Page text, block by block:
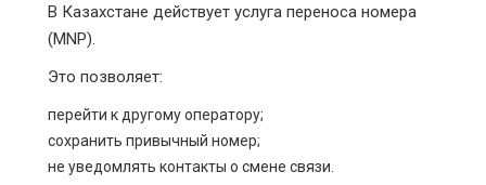
В Казахстане действует услуга переноса номера
(MNP).
Это позволяет:
перейти к другому оператору;
сохранить привычный номер;
не уведомлять контакты о смене связи.